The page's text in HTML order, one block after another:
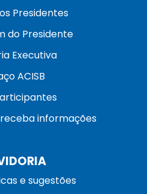
Presidentes
do Presidente
Executiva
ACISB
informações
e sugestões